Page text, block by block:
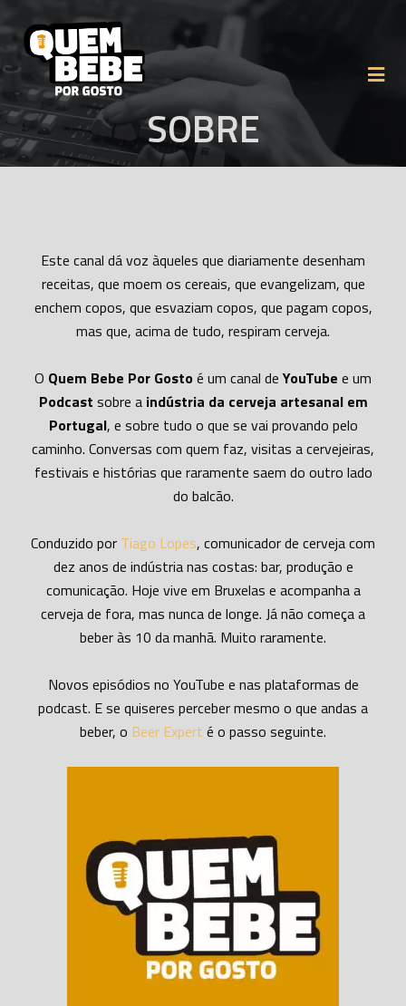
SOBRE
Este canal dá voz àqueles que diariamente desenham
receitas, que moem os cereais, que evangelizam, que
enchem copos, que esvaziam copos, que pagam copos,
mas que, acima de tudo, respiram cerveja.
O Quem Bebe Por Gostoé um canal deYouTube e um
Podcast sobre a indústria da cerveja artesanal em
Portugal, e sobre tudo o que se vai provando pelo
caminho. Conversas com quem faz, visitas a cervejeiras,
festivais e histórias que raramente saem do outro lado
do balcão.
Conduzido por Tiago Lopes, comunicador de cerveja com
dez anos de indústria nas costas: bar, produção e
comunicação. Hoje vive em Bruxelas e acompanha a
cerveja de fora, mas nunca de longe. Já não começa a
beber às 10 da manhã. Muito raramente.
Novos episódios no YouTube e nas plataformas de
podcast. E se quiseres perceber mesmo o que andas a
beber, o Beer Expert é o passo seguinte.